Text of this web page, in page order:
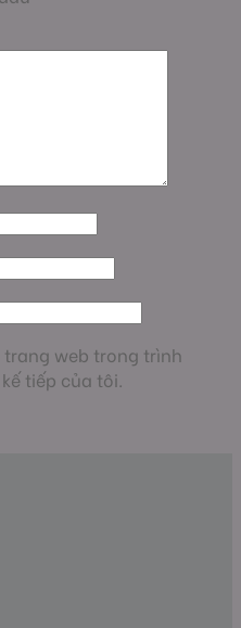
web trong trình
tiếp của tôi.